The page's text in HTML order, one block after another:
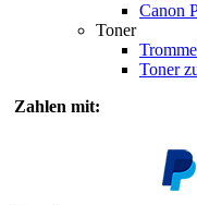
Canon
Toner
Toner
Zahlen mit: